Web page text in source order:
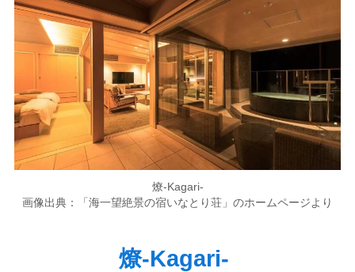
燎-Kagari-
画像出典：「海一望絶景の宿いなとり荘」のホームページより
燎-Kagari-